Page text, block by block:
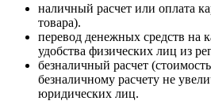
наличный расчет или оплата
товара).
перевод денежных средств на
удобства физических лиц из
безналичный расчет
безналичному расчету не
юридических лиц.